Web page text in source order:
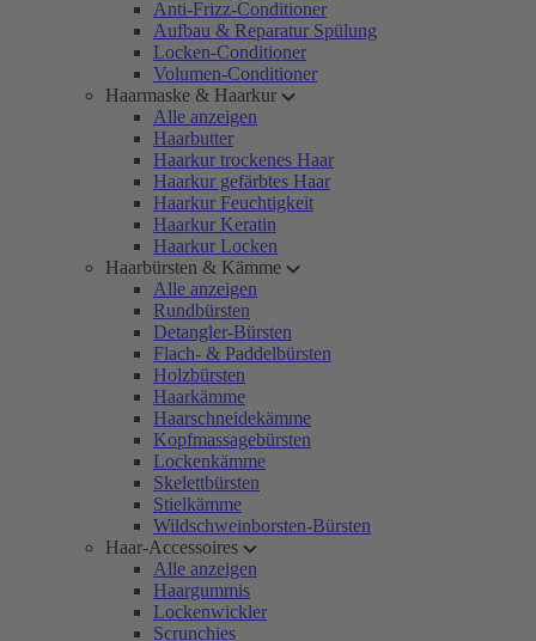
Anti-Frizz-Conditioner
Aufbau & Reparatur Spülung
Locken-Conditioner
Volumen-Conditioner
Haarmaske & Haarkur
Alle anzeigen
Haarbutter
Haarkur trockenes Haar
Haarkur gefärbtes Haar
Haarkur Feuchtigkeit
Haarkur Keratin
Haarkur Locken
Haarbürsten & Kämme
Alle anzeigen
Rundbürsten
Detangler-Bürsten
Flach- & Paddelbürsten
Holzbürsten
Haarkämme
Haarschneidekämme
Kopfmassagebürsten
Lockenkämme
Skelettbürsten
Stielkämme
Wildschweinborsten-Bürsten
Haar-Accessoires
Alle anzeigen
Haargummis
Lockenwickler
Scrunchies